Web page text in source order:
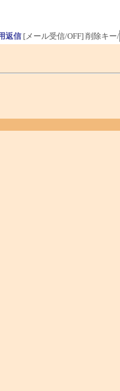
返信[メール受信/OFF] 削除キー/